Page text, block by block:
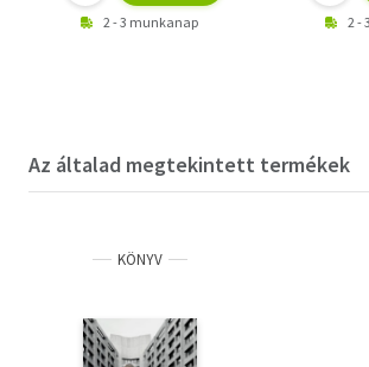
2 - 3 munkanap 2 -
Az általad megtekintett termékek
KÖNYV